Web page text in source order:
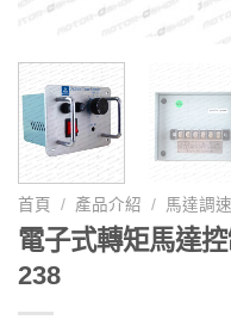
首頁 / 產品介紹 / 馬達調
電子式轉矩馬達
238